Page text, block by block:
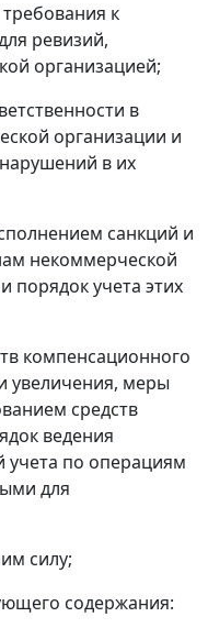
к
ревизий,
организацией;
в
организации и
в их
санкций и
некоммерческой
порядок учета этих
компенсационного
увеличения, меры
средств
ведения
учета по операциям
для
силу;
содержания: